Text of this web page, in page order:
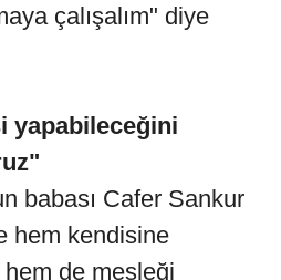
çalışalım" diye
yapabileceğini
babası Cafer Sankur
hem kendisine
hem de mesleği